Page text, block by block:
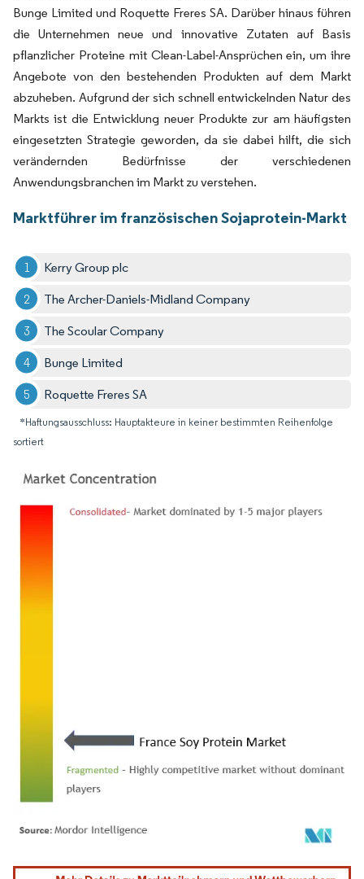
Bunge Limited und Roquette Freres SA. Darüber hinaus führen
die Unternehmen neue und innovative Zutaten auf Basis
pflanzlicher Proteine mit Clean-Label-Ansprüchen ein, um ihre
Angebote von den bestehenden Produkten auf dem Markt
abzuheben. Aufgrund der sich schnell entwickelnden Natur des
Markts ist die Entwicklung neuer Produkte zur am häufigsten
eingesetzten Strategie geworden, da sie dabei hilft, die sich
verändernden Bedürfnisse der verschiedenen
Anwendungsbranchen im Markt zu verstehen.
Marktführer im französischen Sojaprotein-Markt
Kerry Group plc
The Archer-Daniels-Midland Company
The Scoular Company
Bunge Limited
Roquette Freres SA
*Haftungsausschluss: Hauptakteure in keiner bestimmten Reihenfolge
sortiert
Bild © Mordor Intelligence. Wiederverwendung erfordert Namensnennung gemäß